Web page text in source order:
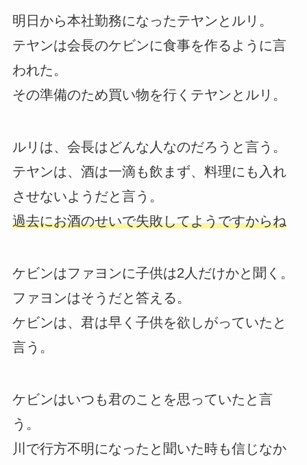
明日から本社勤務になったテヤンとルリ。
テヤンは会長のケビンに食事を作るように言
われた。
その準備のため買い物を行くテヤンとルリ。
ルリは、会長はどんな人なのだろうと言う。
テヤンは、酒は一滴も飲まず、料理にも入れ
させないようだと言う。
過去にお酒のせいで失敗してようですからね
ケビンはファヨンに子供は2人だけかと聞く。
ファヨンはそうだと答える。
ケビンは、君は早く子供を欲しがっていたと
言う。
ケビンはいつも君のことを思っていたと言
う。
川で行方不明になったと聞いた時も信じなか